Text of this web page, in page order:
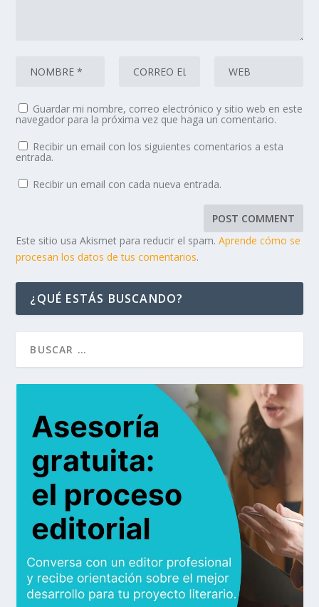
Guardar mi nombre, correo electrónico y sitio web en este
navegador para la próxima vez que haga un comentario.
Recibir un email con los siguientes comentarios a esta
entrada.
Recibir un email con cada nueva entrada.
Este sitio usa Akismet para reducir el spam.Aprende cómo se
procesan los datos de tus comentarios.
¿QUÉ ESTÁS BUSCANDO?